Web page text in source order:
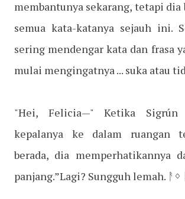
membantunya sekarang, tetapi
semua kata-katanya sejauh ini.
sering mendengar kata dan frasa
mulai mengingatnya ... suka atau
"Hei, Felicia—" Ketika Sigrún
kepalanya ke dalam ruangan
berada, dia memperhatikannya
panjang.”Lagi? Sungguh lemah.